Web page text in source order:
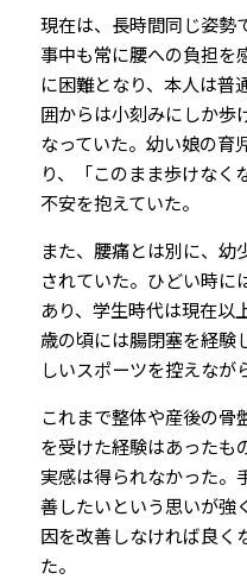
現在は、長時間同じ姿勢
事中も常に腰への負担を
に困難となり、本人は普
囲からは小刻みにしか歩
なっていた。幼い娘の育
り、「このまま歩けなく
不安を抱えていた。
また、腰痛とは別に、幼
されていた。ひどい時に
あり、学生時代は現在以
歳の頃には腸閉塞を経験
しいスポーツを控えなが
これまで整体や産後の骨
を受けた経験はあったも
実感は得られなかった。
善したいという思いが強
因を改善しなければ良く
た。